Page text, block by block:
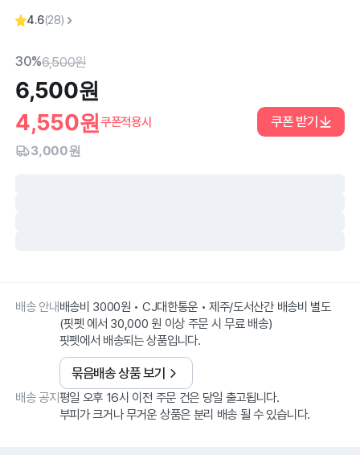
4.6(28)
30%6,500원
6,500원
4,550원쿠폰적용시 쿠폰 받기
3,000원
배송 안내배송비 3000원 • CJ대한통운 • 제주/도서산간 배송비 별도
(핏펫 에서 30,000 원 이상 주문 시 무료 배송)
핏펫에서 배송되는 상품입니다.
묶음배송 상품 보기
배송 공지평일 오후 16시 이전 주문 건은 당일 출고됩니다.
부피가 크거나 무거운 상품은 분리 배송 될 수 있습니다.